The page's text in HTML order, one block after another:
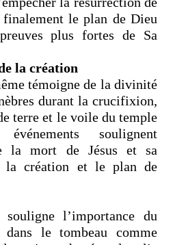
finalement le plan de Dieu
plus fortes de Sa
la création
témoigne de la divinité
durant la crucifixion,
terre et le voile du temple
soulignent
la mort de Jésus et sa
la création et le plan de
l’importance du
dans le tombeau comme